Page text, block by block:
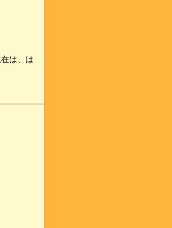
は、は